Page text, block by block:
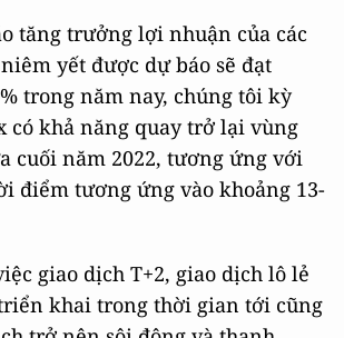
tăng trưởng lợi nhuận của các
yết được dự báo sẽ đạt
trong năm nay, chúng tôi kỳ
có khả năng quay trở lại vùng
cuối năm 2022, tương ứng với
điểm tương ứng vào khoảng 13-
giao dịch T+2, giao dịch lô lẻ
khai trong thời gian tới cũng